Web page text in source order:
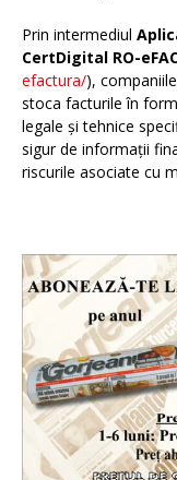
Prin intermediul
CertDigital RO-
efactura/),
stoca facturile în
legale și tehnice
sigur de informații
riscurile asociate cu